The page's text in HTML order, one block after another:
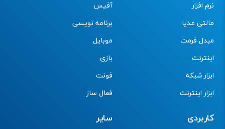
نرم افزار
مالتی مدیا
مبدل فرمت
اینترنت
ابزار شبکه
ابزار اینترنت
آفیس
برنامه نویسی
موبایل
بازی
فونت
فعال ساز
کاربردی سایر